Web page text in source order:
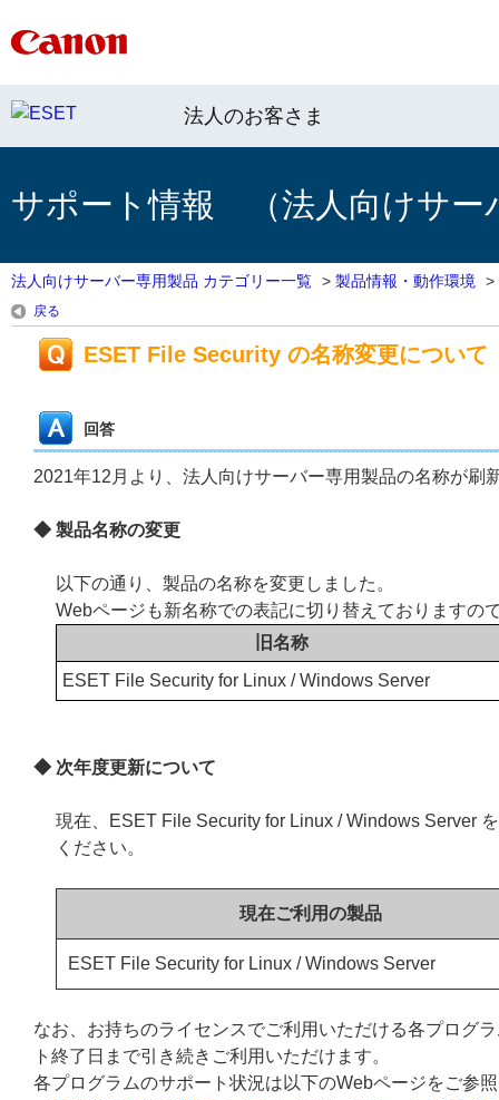
法人のお客さま
サポート情報 （法人向けサー
法人向けサーバー専用製品 カテゴリー一覧 > 製品情報・動作環境 >
戻る
ESET File Security の名称変更について
回答
2021年12月より、法人向けサーバー専用製品の名称が刷
◆ 製品名称の変更
以下の通り、製品の名称を変更しました。
Webページも新名称での表記に切り替えておりますの
旧名称
ESET File Security for Linux / Windows Server
◆ 次年度更新について
現在、ESET File Security for Linux / Windows Server
ください。
現在ご利用の製品
ESET File Security for Linux / Windows Server
なお、お持ちのライセンスでご利用いただける各プログ
ト終了日まで引き続きご利用いただけます。
各プログラムのサポート状況は以下のWebページをご参